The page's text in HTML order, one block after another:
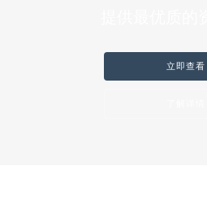
立即查看